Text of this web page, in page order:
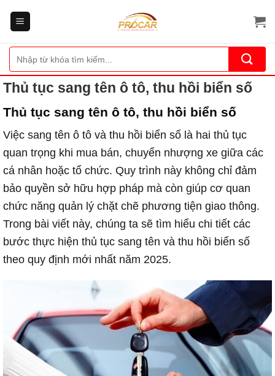
kiếm:
Thủ tục sang tên ô tô, thu hồi biển số
Thủ tục sang tên ô tô, thu hồi biển số
Việc sang tên ô tô và thu hồi biển số là hai thủ tục
quan trọng khi mua bán, chuyển nhượng xe giữa các
cá nhân hoặc tổ chức. Quy trình này không chỉ đảm
bảo quyền sở hữu hợp pháp mà còn giúp cơ quan
chức năng quản lý chặt chẽ phương tiện giao thông.
Trong bài viết này, chúng ta sẽ tìm hiểu chi tiết các
bước thực hiện thủ tục sang tên và thu hồi biển số
theo quy định mới nhất năm 2025.